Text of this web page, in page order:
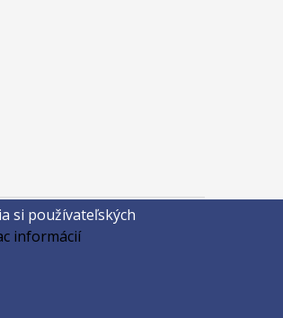
si používateľských
informácií